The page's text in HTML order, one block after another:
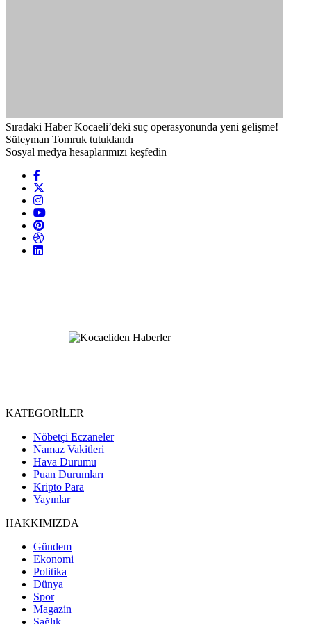
Sıradaki Haber Kocaeli’deki suç operasyonunda yeni gelişme!
Süleyman Tomruk tutuklandı
Sosyal medya hesaplarımızı keşfedin
KATEGORİLER
Nöbetçi Eczaneler
Namaz Vakitleri
Hava Durumu
Puan Durumları
Kripto Para
Yayınlar
HAKKIMIZDA
Gündem
Ekonomi
Politika
Dünya
Spor
Magazin
Sağlık